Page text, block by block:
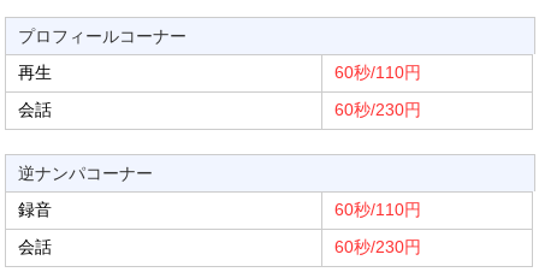
プロフィールコーナー
再生
60秒/110円
会話
60秒/230円
逆ナンパコーナー
録音
60秒/110円
会話
60秒/230円